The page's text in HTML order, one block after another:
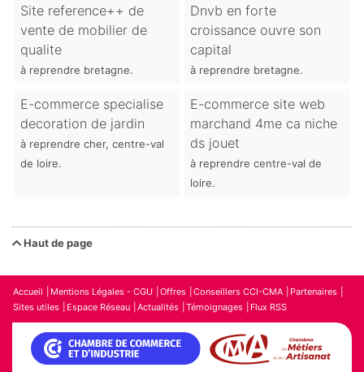
Site reference++ de
vente de mobilier de
qualite
à reprendre bretagne.
Dnvb en forte
croissance ouvre son
capital
à reprendre bretagne.
E-commerce specialise
decoration de jardin
à reprendre cher, centre-val
de loire.
E-commerce site web
marchand 4me ca niche
ds jouet
à reprendre centre-val de
loire.
Haut de page
Accueil Mentions Légales - CGU Offres Conseillers CCI-CMA
Partenaires
Sites utiles
Espace Réseau Actualités Témoignages Flux RSS